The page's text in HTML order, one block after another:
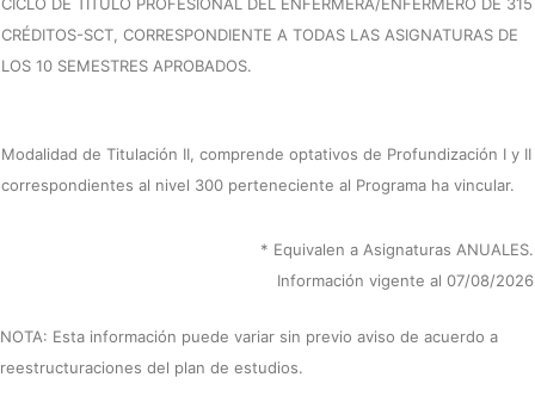
CRÉDITOS-SCT, CORRESPONDIENTE A TODAS LAS ASIGNATURAS DE
LOS 10 SEMESTRES APROBADOS.
Modalidad de Titulación II, comprende optativos de Profundización I y II
correspondientes al nivel 300 perteneciente al Programa ha vincular.
* Equivalen a Asignaturas ANUALES.
Información vigente al 07/08/2026
NOTA: Esta información puede variar sin previo aviso de acuerdo a
reestructuraciones del plan de estudios.